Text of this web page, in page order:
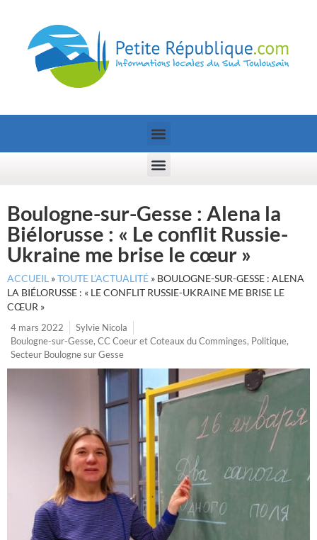
Boulogne-sur-Gesse : Alena la
Biélorusse : « Le conflit Russie-
Ukraine me brise le cœur »
ACCUEIL »TOUTE L’ACTUALITÉ » BOULOGNE-SUR-GESSE : ALENA
LA BIÉLORUSSE : « LE CONFLIT RUSSIE-UKRAINE ME BRISE LE
CŒUR »
4 mars 2022
Sylvie Nicola
Boulogne-sur-Gesse, CC Coeur et Coteaux du Comminges, Politique,
Secteur Boulogne sur Gesse